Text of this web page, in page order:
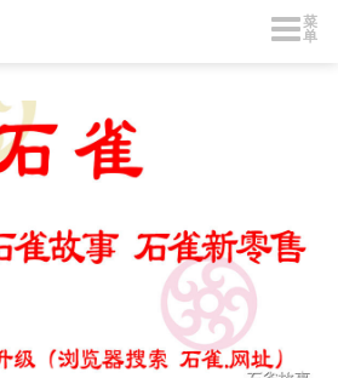
菜
单